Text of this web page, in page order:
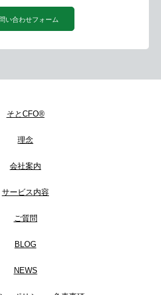
い合わせフォーム
そとCFO®
理念
会社案内
サービス内容
ご質問
BLOG
NEWS